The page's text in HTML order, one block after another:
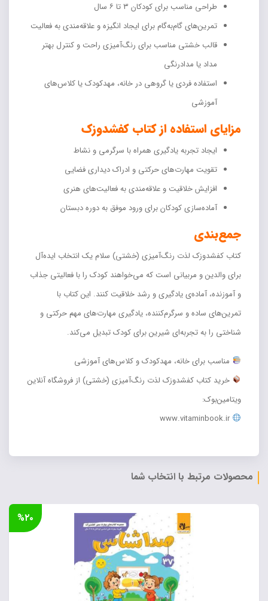
طراحی مناسب برای کودکان ۳ تا ۶ سال
تمرین‌های گام‌به‌گام برای ایجاد انگیزه و علاقه‌مندی به فعالیت
قالب خشتی مناسب برای رنگ‌آمیزی راحت و کنترل بهتر
مداد یا مدادرنگی
استفاده فردی یا گروهی در خانه، مهدکودک یا کلاس‌های
آموزشی
مزایای استفاده از کتاب کفشدوزک
ایجاد تجربه یادگیری همراه با سرگرمی و نشاط
تقویت مهارت‌های حرکتی و ادراک دیداری فضایی
افزایش خلاقیت و علاقه‌مندی به فعالیت‌های هنری
آماده‌سازی کودکان برای ورود موفق به دوره دبستان
جمع‌بندی
کتاب کفشدوزک لذت رنگ‌آمیزی (خشتی) سلام یک انتخاب ایده‌آل
برای والدین و مربیانی است که می‌خواهند کودک را با فعالیتی جذاب
و آموزنده، آماده‌ی یادگیری و رشد خلاقیت کنند. این کتاب با
تمرین‌های ساده و سرگرم‌کننده، یادگیری مهارت‌های مهم حرکتی و
شناختی را به تجربه‌ای شیرین برای کودک تبدیل می‌کند.
مناسب برای خانه، مهدکودک و کلاس‌های آموزشی
خرید کتاب کفشدوزک لذت رنگ‌آمیزی (خشتی) از فروشگاه آنلاین
ویتامین‌بوک:
www.vitaminbook.ir
محصولات مرتبط با انتخاب شما
%۲۰